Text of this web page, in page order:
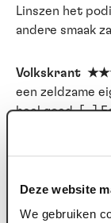
Deze website
We gebruiken
Linszen het
andere smaak
Volkskrant
een zeldzame
heel goed. […]
comedytalent
golfjes door